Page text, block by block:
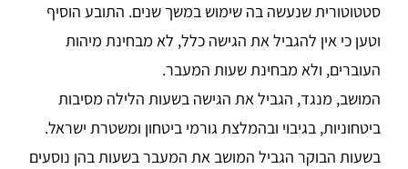
סטטוטורית שנעשה בה שימוש במשך שנים. התובע הוסיף
וטען כי אין להגביל את הגישה כלל, לא מבחינת מיהות
העוברים, ולא מבחינת שעות המעבר.
המושב, מנגד, הגביל את הגישה בשעות הלילה מסיבות
ביטחוניות, בגיבוי ובהמלצת גורמי ביטחון ומשטרת ישראל.
בשעות הבוקר הגביל המושב את המעבר בשעות בהן נוסעים